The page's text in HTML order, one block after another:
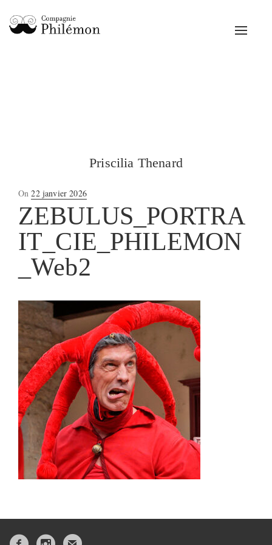
Toggle
Priscilia Thenard
OnPosted
on
22 janvier 2026
ZEBULUS_PORTRA
IT_CIE_PHILEMON
_Web2